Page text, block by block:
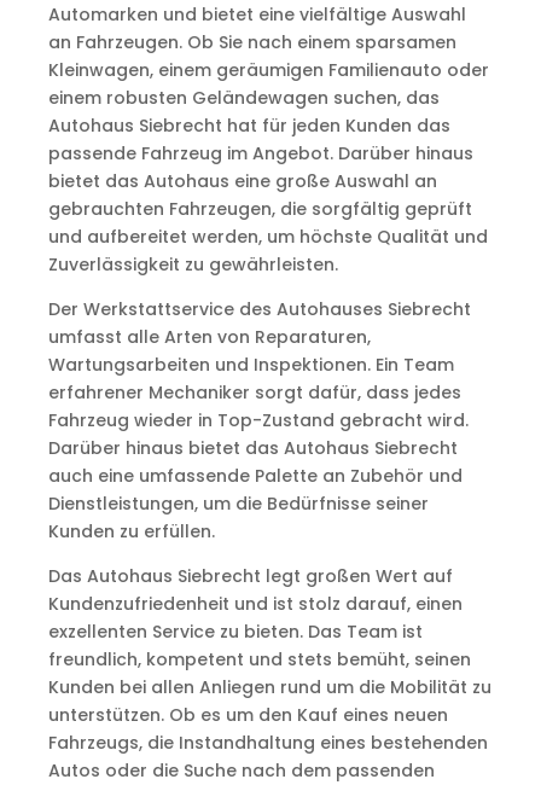
Automarken und bietet eine vielfältige Auswahl
an Fahrzeugen. Ob Sie nach einem sparsamen
Kleinwagen, einem geräumigen Familienauto oder
einem robusten Geländewagen suchen, das
Autohaus Siebrecht hat für jeden Kunden das
passende Fahrzeug im Angebot. Darüber hinaus
bietet das Autohaus eine große Auswahl an
gebrauchten Fahrzeugen, die sorgfältig geprüft
und aufbereitet werden, um höchste Qualität und
Zuverlässigkeit zu gewährleisten.
Der Werkstattservice des Autohauses Siebrecht
umfasst alle Arten von Reparaturen,
Wartungsarbeiten und Inspektionen. Ein Team
erfahrener Mechaniker sorgt dafür, dass jedes
Fahrzeug wieder in Top-Zustand gebracht wird.
Darüber hinaus bietet das Autohaus Siebrecht
auch eine umfassende Palette an Zubehör und
Dienstleistungen, um die Bedürfnisse seiner
Kunden zu erfüllen.
Das Autohaus Siebrecht legt großen Wert auf
Kundenzufriedenheit und ist stolz darauf, einen
exzellenten Service zu bieten. Das Team ist
freundlich, kompetent und stets bemüht, seinen
Kunden bei allen Anliegen rund um die Mobilität zu
unterstützen. Ob es um den Kauf eines neuen
Fahrzeugs, die Instandhaltung eines bestehenden
Autos oder die Suche nach dem passenden